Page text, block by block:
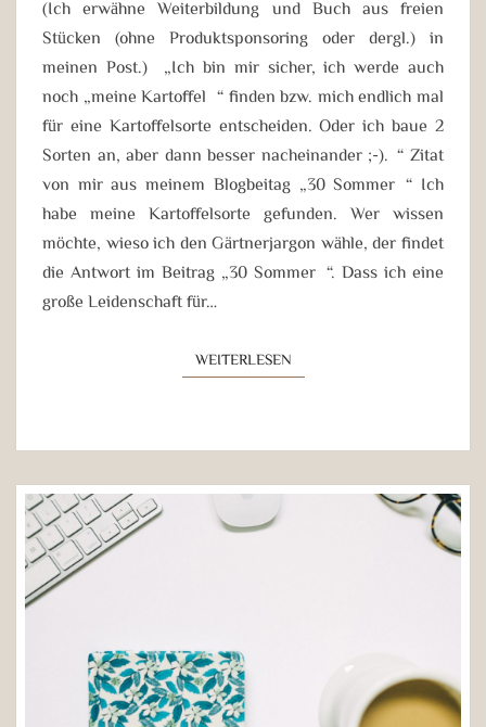
(Ich erwähne Weiterbildung und Buch aus freien
Stücken (ohne Produktsponsoring oder dergl.) in
meinen Post.) „Ich bin mir sicher, ich werde auch
noch „meine Kartoffel“ finden bzw. mich endlich mal
für eine Kartoffelsorte entscheiden. Oder ich baue 2
Sorten an, aber dann besser nacheinander ;-).“ Zitat
von mir aus meinem Blogbeitag „30 Sommer“ Ich
habe meine Kartoffelsorte gefunden. Wer wissen
möchte, wieso ich den Gärtnerjargon wähle, der findet
die Antwort im Beitrag „30 Sommer“. Dass ich eine
große Leidenschaft für…
WEITERLESENWEITERLESEN